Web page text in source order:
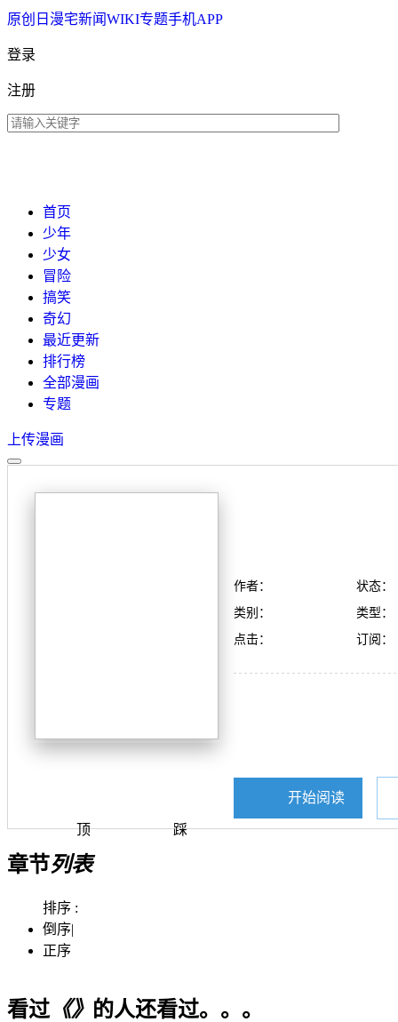
原创 日漫宅新闻WIKI专题手机APP
登录
注册
首页
少年
少女
冒险
搞笑
奇幻
最近更新
排行榜
全部漫画
专题
上传漫画
顶 踩
作者：
状态：
类别：
类型：
点击：
订阅：
开始阅读
章节列表
排序 :
倒序|
正序
看过《》 的人还看过。。。